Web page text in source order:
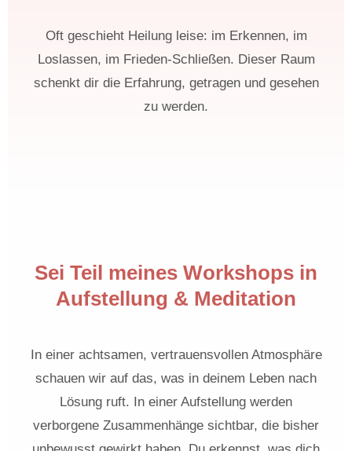
Oft geschieht Heilung leise: im Erkennen, im
Loslassen, im Frieden-Schließen. Dieser Raum
schenkt dir die Erfahrung, getragen und gesehen
zu werden.
Sei Teil meines Workshops in
Aufstellung & Meditation
In einer achtsamen, vertrauensvollen Atmosphäre
schauen wir auf das, was in deinem Leben nach
Lösung ruft. In einer Aufstellung werden
verborgene Zusammenhänge sichtbar, die bisher